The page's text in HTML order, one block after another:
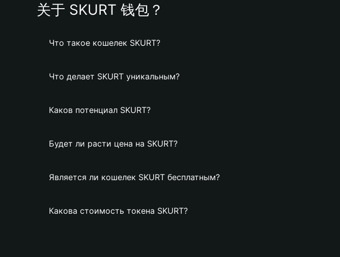
关于 SKURT 钱包？
Что такое кошелек SKURT?
Что делает SKURT уникальным?
Каков потенциал SKURT?
Будет ли расти цена на SKURT?
Является ли кошелек SKURT бесплатным?
Какова стоимость токена SKURT?